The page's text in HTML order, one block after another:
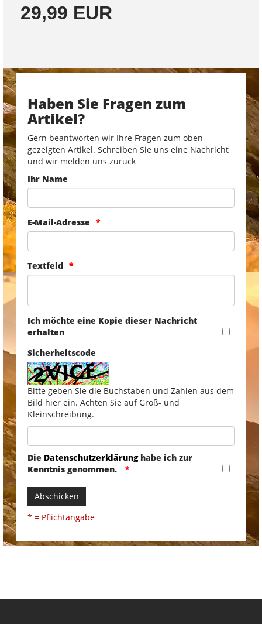
29,99 EUR
Haben Sie Fragen zum
Artikel?
Gern beantworten wir Ihre Fragen zum oben
gezeigten Artikel. Schreiben Sie uns eine Nachricht
und wir melden uns zurück
Ihr Name
E-Mail-Adresse
Textfeld
Ich möchte eine Kopie dieser Nachricht
erhalten
Sicherheitscode
Bitte geben Sie die Buchstaben und Zahlen aus dem
Bild hier ein. Achten Sie auf Groß- und
Kleinschreibung.
Die Datenschutzerklärunghabe ich zur
Kenntnis genommen.
Abschicken
* = Pflichtangabe